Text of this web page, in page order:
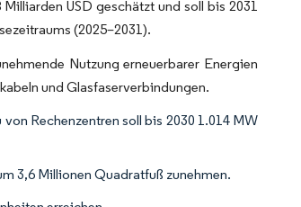
USD geschätzt und soll bis 2031
(2025–2031).
Nutzung erneuerbarer Energien
und Glasfaserverbindungen.
Rechenzentren soll bis 2030 1.014 MW
3,6 Millionen Quadratfuß zunehmen.